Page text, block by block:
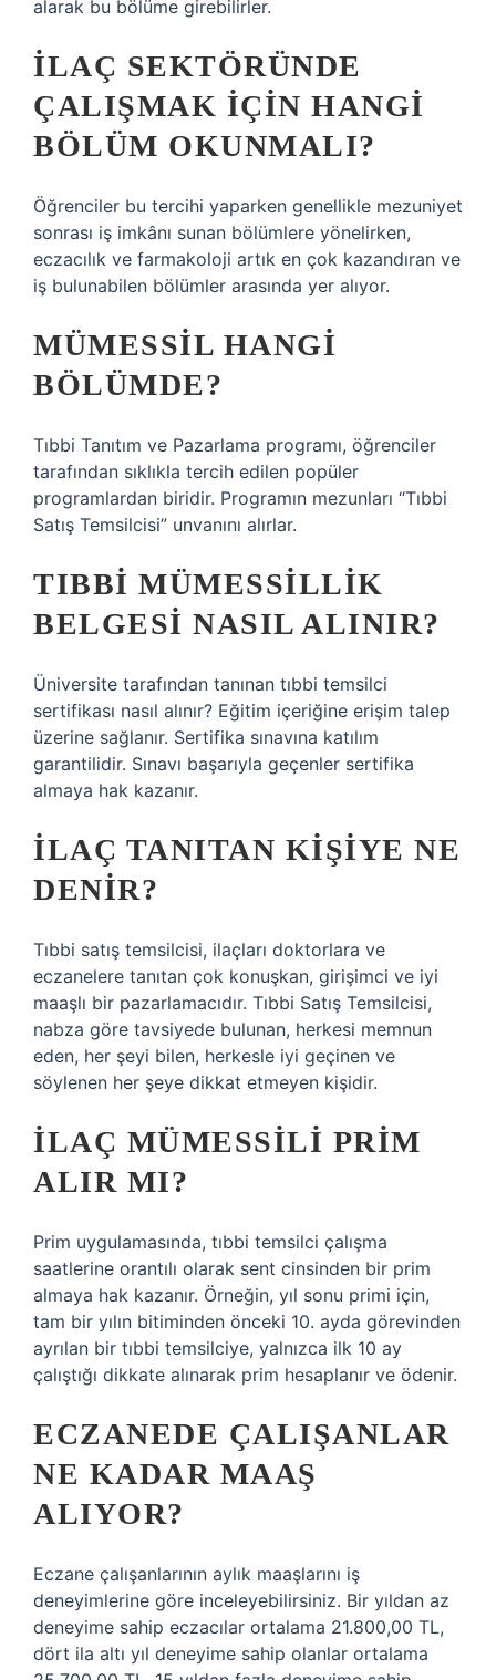
alarak bu bölüme girebilirler.
İLAÇ SEKTÖRÜNDE
ÇALIŞMAK IÇIN HANGI
BÖLÜM OKUNMALI?
Öğrenciler bu tercihi yaparken genellikle mezuniyet
sonrası iş imkânı sunan bölümlere yönelirken,
eczacılık ve farmakoloji artık en çok kazandıran ve
iş bulunabilen bölümler arasında yer alıyor.
MÜMESSIL HANGI
BÖLÜMDE?
Tıbbi Tanıtım ve Pazarlama programı, öğrenciler
tarafından sıklıkla tercih edilen popüler
programlardan biridir. Programın mezunları “Tıbbi
Satış Temsilcisi” unvanını alırlar.
TIBBI MÜMESSILLIK
BELGESI NASIL ALINIR?
Üniversite tarafından tanınan tıbbi temsilci
sertifikası nasıl alınır? Eğitim içeriğine erişim talep
üzerine sağlanır. Sertifika sınavına katılım
garantilidir. Sınavı başarıyla geçenler sertifika
almaya hak kazanır.
İLAÇ TANITAN KIŞIYE NE
DENIR?
Tıbbi satış temsilcisi, ilaçları doktorlara ve
eczanelere tanıtan çok konuşkan, girişimci ve iyi
maaşlı bir pazarlamacıdır. Tıbbi Satış Temsilcisi,
nabza göre tavsiyede bulunan, herkesi memnun
eden, her şeyi bilen, herkesle iyi geçinen ve
söylenen her şeye dikkat etmeyen kişidir.
İLAÇ MÜMESSILI PRIM
ALIR MI?
Prim uygulamasında, tıbbi temsilci çalışma
saatlerine orantılı olarak sent cinsinden bir prim
almaya hak kazanır. Örneğin, yıl sonu primi için,
tam bir yılın bitiminden önceki 10. ayda görevinden
ayrılan bir tıbbi temsilciye, yalnızca ilk 10 ay
çalıştığı dikkate alınarak prim hesaplanır ve ödenir.
ECZANEDE ÇALIŞANLAR
NE KADAR MAAŞ
ALIYOR?
Eczane çalışanlarının aylık maaşlarını iş
deneyimlerine göre inceleyebilirsiniz. Bir yıldan az
deneyime sahip eczacılar ortalama 21.800,00 TL,
dört ila altı yıl deneyime sahip olanlar ortalama